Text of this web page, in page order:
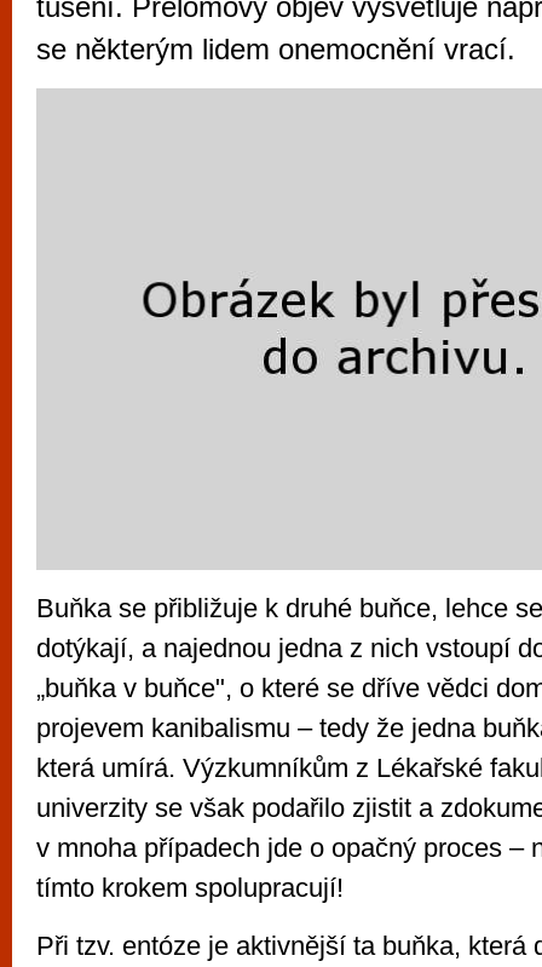
tušení. Přelomový objev vysvětluje
se některým lidem onemocnění vrací.
Buňka se přibližuje k druhé buňce, lehce
dotýkají, a najednou jedna z nich vstoupí
„buňka v buňce", o které se dříve vědci
projevem kanibalismu – tedy že jedna
která umírá. Výzkumníkům z Lékařské
univerzity se však podařilo zjistit a
v mnoha případech jde o opačný proces –
tímto krokem spolupracují!
Při tzv. entóze je aktivnější ta buňka, která
po moderní automaty jak pro pravidelné
příležitostné hráče. V...